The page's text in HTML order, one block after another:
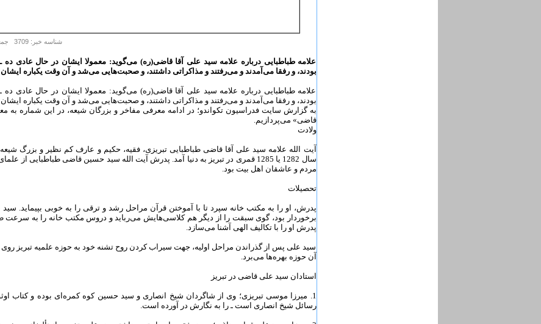
شناسه خبر: 3709 جمعه 17 آبان 1392 - 11:35
علامه طباطبایی درباره علامه سید علی آقا قاضی(ره) می‌‌گوید: معمولا ایشان در حال عادی
بودند، و رفقا می‌آمدند و می‌رفتند و مذاکراتی داشتند، و صحبت‌هایی می‌شد و آن وقت یکباره
علامه طباطبایی درباره علامه سید علی آقا قاضی(ره) می‌‌گوید: معمولا ایشان در حال عادی
بودند، و رفقا می‌آمدند و می‌رفتند و مذاکراتی داشتند، و صحبت‌هایی می‌شد و آن وقت یکباره
به گزارش سایت فدراسیون تکواندو؛ در ادامه معرفی مفاخر و بزرگان شیعه، در این شماره به
قاضی» می‌‌‌‌پردازیم.
ولادت
سال 1282 یا 1285 قمری در تبریز به دنیا آمد. پدرش آیت الله سید حسین قاضی طباطبایی از
مردم و عاشقان اهل بیت بود.
تحصیلات
پدرش، او را به مکتب خانه سپرد تا با آموختن قرآن مراحل رشد و ترقی را به خوبی بپیماید.
برخوردار بود، گوی سبقت را از دیگر هم کلاسی‌هایش می‌رباید و دروس مکتب خانه را به سرعت
پدرش او را با تکالیف الهی آشنا می‌سازد.
سید علی پس از گذراندن مراحل اولیه، جهت سیراب کردن روح تشنه خود به حوزه علمیه تبریز روی
آن حوزه بهره‌ها می‌برد.
استادان سید علی قاضی در تبریز
1. میرزا موسی تبریزی؛ وی از شاگردان شیخ انصاری و سید حسین کوه کمره‌ای بوده و کتاب
رسائل شیخ انصاری است ـ را به نگارش در آورده است.